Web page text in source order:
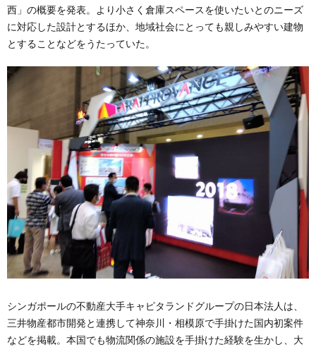
西」の概要を発表。より小さく倉庫スペースを使いたいとのニーズ
に対応した設計とするほか、地域社会にとっても親しみやすい建物
とすることなどをうたっていた。
シンガポールの不動産大手キャピタランドグループの日本法人は、
三井物産都市開発と連携して神奈川・相模原で手掛けた国内初案件
などを掲載。本国でも物流関係の施設を手掛けた経験を生かし、大